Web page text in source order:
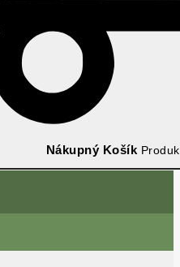
Nákupný Košík